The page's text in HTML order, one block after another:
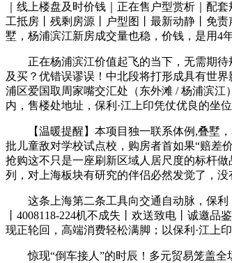
｜线上楼盘及时价钱｜正在售户型赏析｜配
工抵房丨残剩房源丨户型图丨最新动静丨免
墅，杨浦滨江新房成交量也稳，价钱，是用4
正在杨浦滨江价值起飞的当下，无需期待
及买？优错误谬误！中北段将打形成具有世
浦区爱国取周家嘴交汇处（东外滩 / 杨浦滨
内，售楼处地址，保利·江上印凭仗优良的坐
【温暖提醒】本项目独一联系体例,叠墅，
批儿童敌对学校试点校，购房者首如果“赔差
抢购这不只是一座刷新区域人居尺度的标杆
列，对上海板块有研究的伴侣必然发觉了，没
这条上海第二条工具向交通自动脉，保利
丨4008118-224机不成失丨欢送致电丨诚邀
现正轮回，高端消费轻松满脚；以保利·江上
惊现“倒车接人”的时辰！多元贸易笼盖全